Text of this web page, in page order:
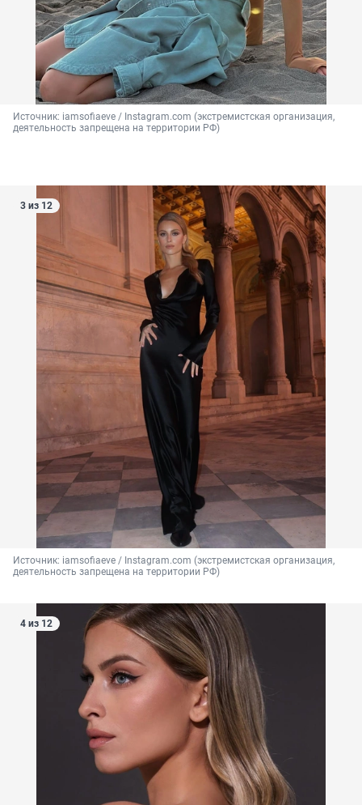
Источник: iamsofiaeve / Instagram.com (экстремистская организация,
деятельность запрещена на территории РФ)
3 из 12
Источник: iamsofiaeve / Instagram.com (экстремистская организация,
деятельность запрещена на территории РФ)
4 из 12